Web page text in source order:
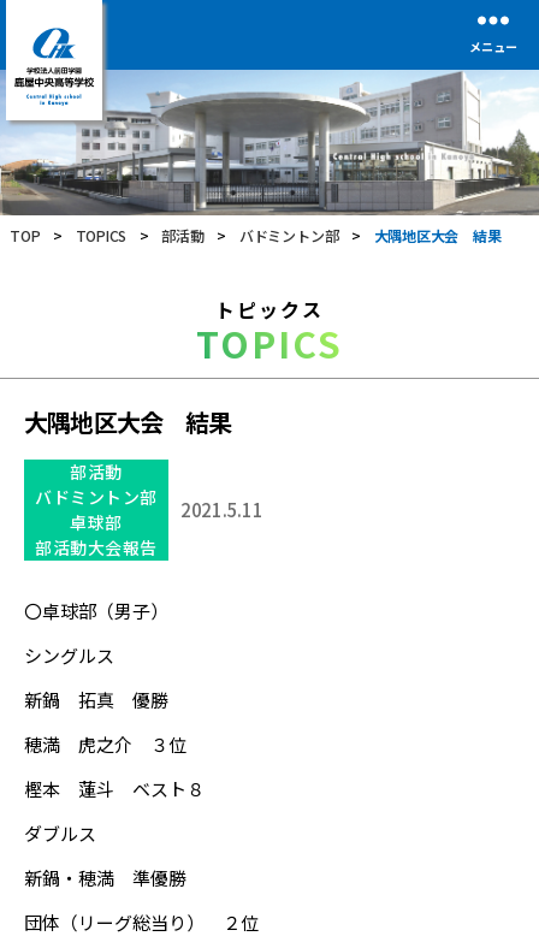
学
校
法
人
前
田
央
等
学
メニュー
TOP > TOPICS > 部活動 > バドミントン部 > 大隅地区大会 結果
トピックス
TOPICS
大隅地区大会 結果
部活動
バドミントン部
卓球部
部活動大会報告
2021.5.11
〇卓球部（男子）
シングルス
新鍋 拓真 優勝
穂満 虎之介 ３位
樫本 蓮斗 ベスト８
ダブルス
新鍋・穂満 準優勝
団体（リーグ総当り） ２位